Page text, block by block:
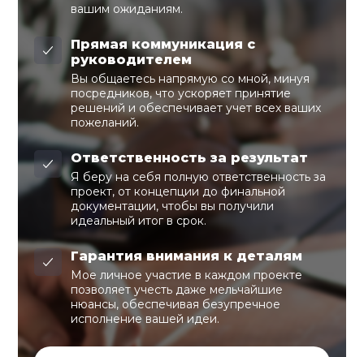
вашим ожиданиям.
Прямая коммуникация с
руководителем
Вы общаетесь напрямую со мной, минуя
посредников, что ускоряет принятие
решений и обеспечивает учет всех ваших
пожеланий.
Ответственность за результат
Я беру на себя полную ответственность за
проект, от концепции до финальной
документации, чтобы вы получили
идеальный итог в срок.
Гарантия внимания к деталям
Мое личное участие в каждом проекте
позволяет учесть даже мельчайшие
нюансы, обеспечивая безупречное
исполнение вашей идеи.